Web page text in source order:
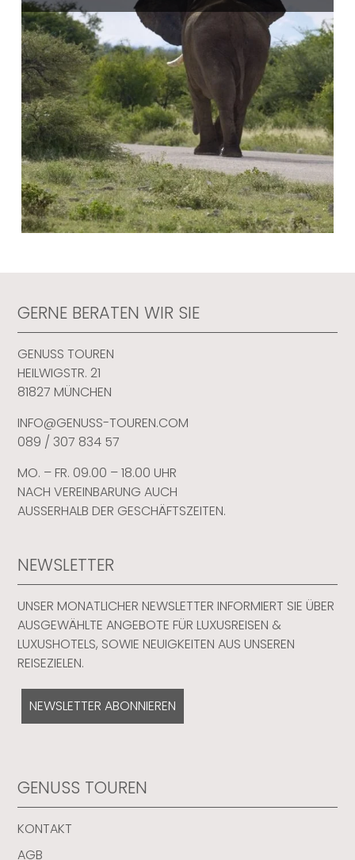
Nationalparks. Von hier aus können Sie auf
eigene Faust den Park erkunden.
GERNE BERATEN WIR SIE
GENUSS TOUREN
HEILWIGSTR. 21
81827 MÜNCHEN
INFO@GENUSS-TOUREN.COM
089 / 307 834 57
MO. – FR. 09.00 – 18.00 UHR
NACH VEREINBARUNG AUCH
AUSSERHALB DER GESCHÄFTSZEITEN.
NEWSLETTER
UNSER MONATLICHER NEWSLETTER INFORMIERT SIE ÜBER
AUSGEWÄHLTE ANGEBOTE FÜR LUXUSREISEN &
LUXUSHOTELS, SOWIE NEUIGKEITEN AUS UNSEREN
REISEZIELEN.
NEWSLETTER ABONNIEREN
GENUSS TOUREN
KONTAKT
AGB